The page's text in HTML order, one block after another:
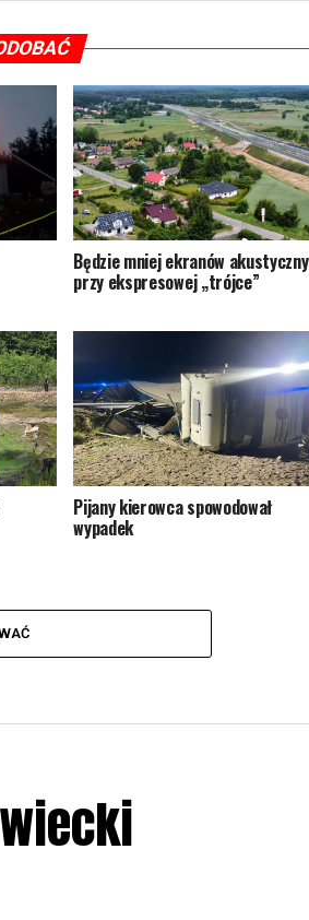
Będzie mniej ekranów
przy ekspresowej „trójce”
Pijany kierowca spowodował
wypadek